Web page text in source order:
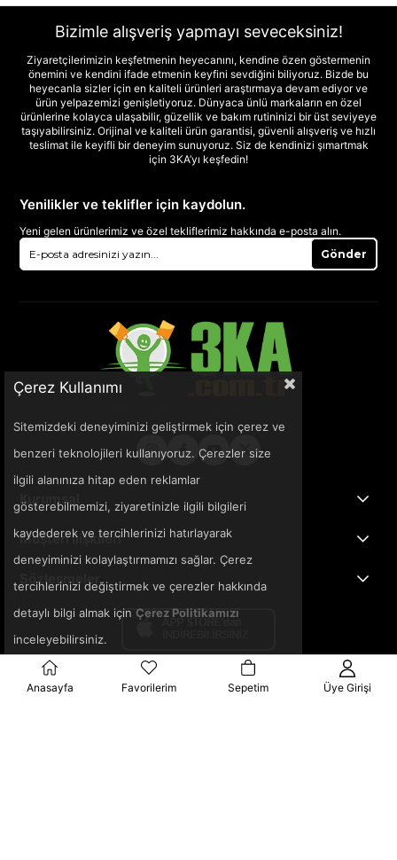
Bizimle alışveriş yapmayı seveceksiniz!
Ziyaretçilerimizin keşfetmenin heyecanını, kendine özen göstermenin
önemini ve kendini ifade etmenin keyfini sevdiğini biliyoruz. Bizde bu
heyecanla sizler için en kaliteli ürünleri araştırmaya devam ediyor ve
ürün yelpazemizi genişletiyoruz. Dünyaca ünlü markaların en özel
ürünlerine kolayca ulaşabilir, güzellik ve bakım rutininizi bir üst seviyeye
taşıyabilirsiniz. Orijinal ve kaliteli ürün garantisi, güvenli alışveriş ve hızlı
teslimat ile keyifli bir deneyim sunuyoruz. Siz de kendinizi şımartmak
için 3KA’yı keşfedin!
Yenilikler ve teklifler için kaydolun.
Yeni gelen ürünlerimiz ve özel tekliflerimiz hakkında e-posta alın.
Gönder
Kurumsal
Müşteri İlişkileri
Sözleşmeler
Çerez Kullanımı
Sitemizdeki deneyiminizi geliştirmek için çerez ve
benzeri teknolojileri kullanıyoruz. Çerezler size
ilgili alanınıza hitap eden reklamlar
gösterebilmemizi, ziyaretinizle ilgili bilgileri
kaydederek ve tercihlerinizi hatırlayarak
deneyiminizi kolaylaştırmamızı sağlar. Çerez
tercihlerinizi değiştirmek ve çerezler hakkında
detaylı bilgi almak için Çerez Politikamızı
inceleyebilirsiniz.
Anasayfa Favorilerim Sepetim Üye Girişi